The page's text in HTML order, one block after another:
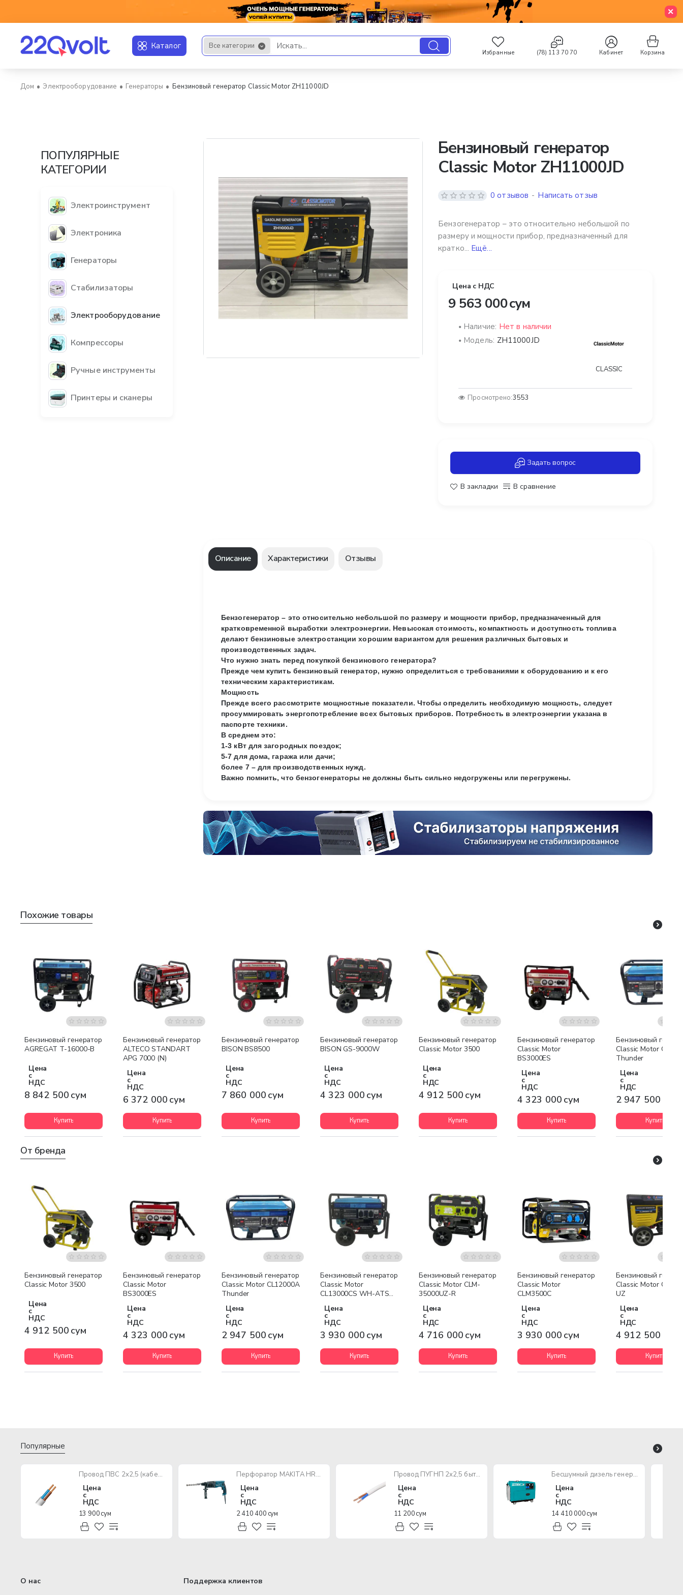
Каталог Все категории
Искать... Избранные (78) 113 70 70 Кабинет Корзина
Электрооборудование Генераторы Бензиновый генератор Classic Motor ZH11000JD
ПОПУЛЯРНЫЕ
КАТЕГОРИИ
Электроинструмент
Электроника
Генераторы
Стабилизаторы
Электрооборудование
Компрессоры
Ручные инструменты
Принтеры и сканеры
Бензиновый генератор
Classic Motor ZH11000JD
Бензогенератор – это относительно небольшой по
размеру и мощности прибор, предназначенный для
кратко... Ещё...
0 отзывов - Написать отзыв
Цена с НДС
9 563 000 сум
Наличие: Нет в наличии
Модель: ZH11000JD
CLASSIC
Просмотрено:3553
Задать вопрос
В закладки В сравнение
Описание Характеристики Отзывы
Бензогенератор – это относительно небольшой по размеру и мощности прибор, предназначенный для
кратковременной выработки электроэнергии. Невысокая стоимость, компактность и доступность топлива
делают бензиновые электростанции хорошим вариантом для решения различных бытовых и
производственных задач.
Что нужно знать перед покупкой бензинового генератора?
Прежде чем купить бензиновый генератор, нужно определиться с требованиями к оборудованию и к его
техническим характеристикам.
Мощность
Прежде всего рассмотрите мощностные показатели. Чтобы определить необходимую мощность, следует
просуммировать энергопотребление всех бытовых приборов. Потребность в электроэнергии указана в
паспорте техники.
В среднем это:
1-3 кВт для загородных поездок;
5-7 для дома, гаража или дачи;
более 7 – для производственных нужд.
Важно помнить, что бензогенераторы не должны быть сильно недогружены или перегружены.
Похожие товары
Бесплатная доставка
Бензиновый генератор
AGREGAT T-16000-B
Цена
с
НДС
8 842 500 сум
Купить
Бесплатная доставка
Бензиновый генератор
ALTECO STANDART
APG 7000 (N)
Цена
с
НДС
6 372 000 сум
Купить
Бесплатная доставка
Бензиновый генератор
BISON BS8500
Цена
с
НДС
7 860 000 сум
Купить
Бесплатная доставка
Бензиновый генератор
BISON GS-9000W
Цена
с
НДС
4 323 000 сум
Купить
Бесплатная доставка
Бензиновый генератор
Classic Motor 3500
Цена
с
НДС
4 912 500 сум
Купить
Бесплатная доставка
Бензиновый генератор
Classic Motor
BS3000ES
Цена
с
НДС
4 323 000 сум
Купить
Бесплатная доставка
Бензиновый
Classic Motor
Thunder
Цена
с
НДС
2 947 500 сум
Купить
От бренда
Бесплатная доставка
Бензиновый генератор
Classic Motor 3500
Цена
с
НДС
4 912 500 сум
Купить
Бесплатная доставка
Бензиновый генератор
Classic Motor
BS3000ES
Цена
с
НДС
4 323 000 сум
Купить
Бесплатная доставка
Бензиновый генератор
Classic Motor CL12000A
Thunder
Цена
с
НДС
2 947 500 сум
Купить
Бесплатная доставка
Бензиновый генератор
Classic Motor
CL13000CS WH-ATS
Цена
с
НДС
3 930 000 сум
Купить
Бесплатная доставка
Бензиновый генератор
Classic Motor CLM-
35000UZ-R
Цена
с
НДС
4 716 000 сум
Купить
Бесплатная доставка
Бензиновый генератор
Classic Motor
CLM3500C
Цена
с
НДС
3 930 000 сум
Купить
Бесплатная доставка
Бензиновый
Classic Motor
UZ
Цена
с
НДС
4 912 500 сум
Купить
Популярные
Провод ПВС 2х2,5 (кабель медный многожильный)
Цена
с
НДС
13 900 сум
Перфоратор MAKITA HR2470 780W SDS-Plus
Цена
с
НДС
2 410 400 сум
Провод ПУГНП 2х2,5 бытового назначения (многожильный)
Цена
с
НДС
11 200 сум
Бесшумный дизель генератор TOTAL TP250001
Цена
с
НДС
14 410 000 сум
О нас Поддержка клиентов